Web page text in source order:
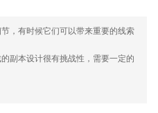
省心的教子小助手，孩子在家即可
结果的话可以随时理解学习和背
变得清晰。
，有时候它们可以带来重要的线索
副本设计很有挑战性，需要一定的